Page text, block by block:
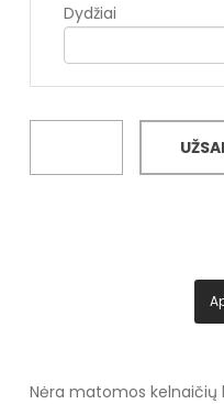
Dydžiai
Nėra matomos kelnaičių